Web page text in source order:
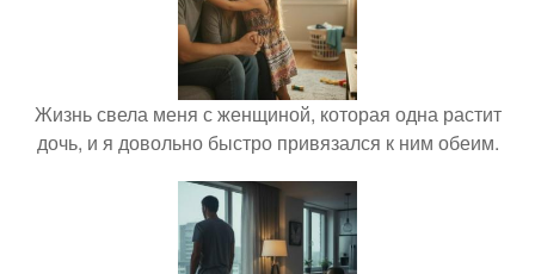
Жизнь свела меня с женщиной, которая одна растит
дочь, и я довольно быстро привязался к ним обеим.